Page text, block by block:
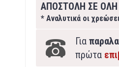
ΑΠΟΣΤΟΛΗ ΣΕ
* Αναλυτικά οι
Για
πρώτα